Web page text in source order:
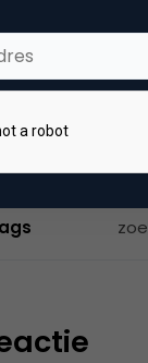
zowel de